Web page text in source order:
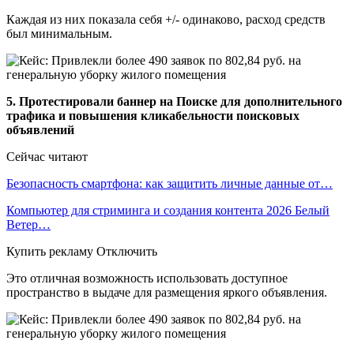
Каждая из них показала себя +/- одинаково, расход средств
был минимальным.
5. Протестировали баннер на Поиске для дополнительного
трафика и повышения кликабельности поисковых
объявлений
Сейчас читают
Безопасность смартфона: как защитить личные данные от…
Компьютер для стриминга и создания контента 2026 Белый
Ветер…
Купить рекламу Отключить
Это отличная возможность использовать доступное
пространство в выдаче для размещения яркого объявления.